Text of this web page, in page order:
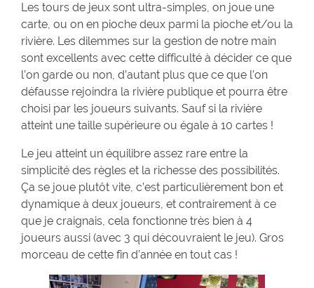
Les tours de jeux sont ultra-simples, on joue une
carte, ou on en pioche deux parmi la pioche et/ou la
rivière. Les dilemmes sur la gestion de notre main
sont excellents avec cette difficulté à décider ce que
l’on garde ou non, d’autant plus que ce que l’on
défausse rejoindra la rivière publique et pourra être
choisi par les joueurs suivants. Sauf si la rivière
atteint une taille supérieure ou égale à 10 cartes !
Le jeu atteint un équilibre assez rare entre la
simplicité des règles et la richesse des possibilités.
Ça se joue plutôt vite, c’est particulièrement bon et
dynamique à deux joueurs, et contrairement à ce
que je craignais, cela fonctionne très bien à 4
joueurs aussi (avec 3 qui découvraient le jeu). Gros
morceau de cette fin d’année en tout cas !